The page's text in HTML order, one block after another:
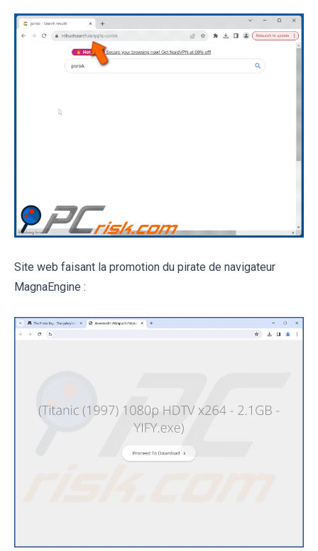
Site web faisant la promotion du pirate de navigateur
MagnaEngine :